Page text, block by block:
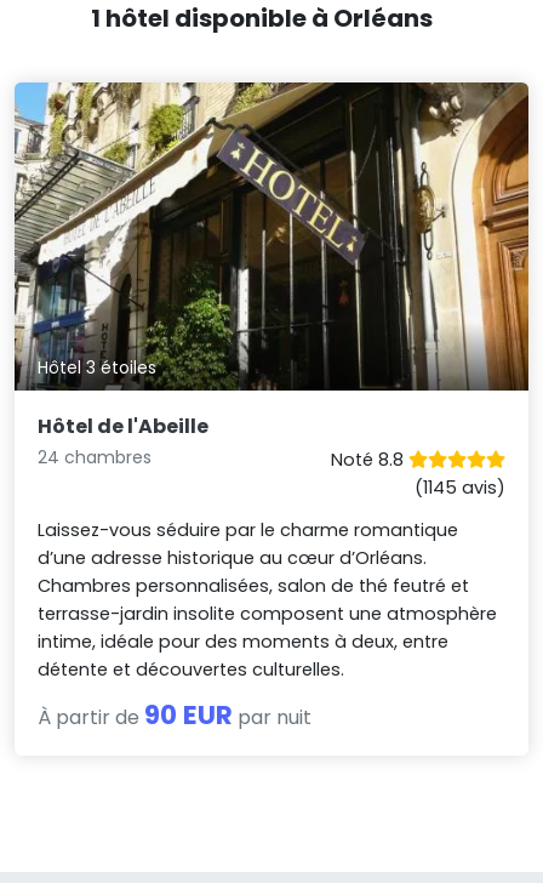
1 hôtel disponible à Orléans
Hôtel 3 étoiles
Hôtel de l'Abeille
24 chambres
Noté 8.8
(1145 avis)
Laissez-vous séduire par le charme romantique
d’une adresse historique au cœur d’Orléans.
Chambres personnalisées, salon de thé feutré et
terrasse-jardin insolite composent une atmosphère
intime, idéale pour des moments à deux, entre
détente et découvertes culturelles.
À partir de 90 EUR par nuit